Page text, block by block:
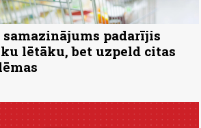
samazinājums padarījis
lētāku, bet uzpeld citas